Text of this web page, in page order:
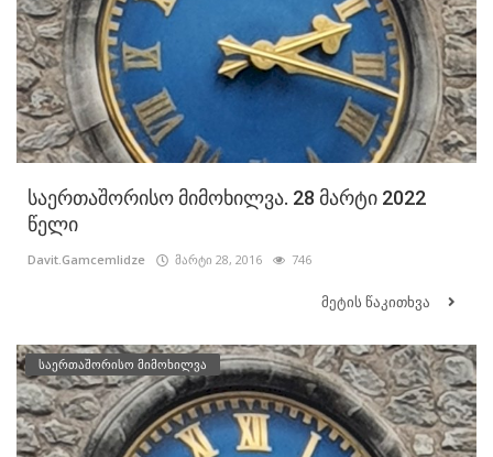
საერთაშორისო მიმოხილვა. 28 მარტი 2022
წელი
Davit.Gamcemlidze მარტი 28, 2016 746
მეტის წაკითხვა
საერთაშორისო მიმოხილვა